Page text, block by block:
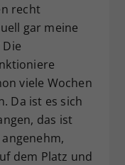
recht
gar meine
viele Wochen
Da ist es sich
das ist
dem Platz und